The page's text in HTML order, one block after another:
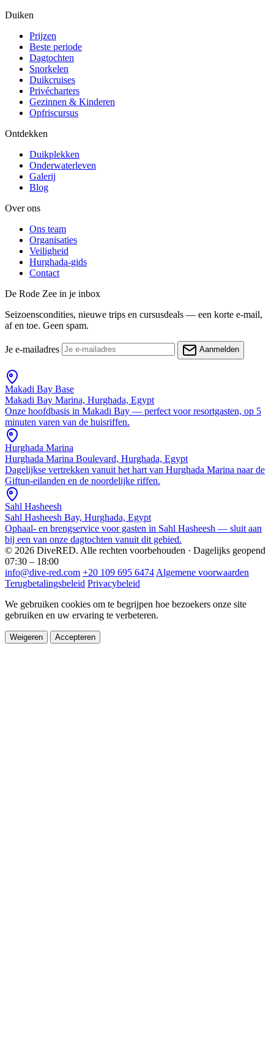
Duiken
Prijzen
Beste periode
Dagtochten
Snorkelen
Duikcruises
Privécharters
Gezinnen & Kinderen
Opfriscursus
Ontdekken
Duikplekken
Onderwaterleven
Galerij
Blog
Over ons
Ons team
Organisaties
Veiligheid
Hurghada-gids
Contact
De Rode Zee in je inbox
Seizoenscondities, nieuwe trips en cursusdeals — een korte e-mail,
af en toe. Geen spam.
Je e-mailadres Aanmelden
Makadi Bay Base
Makadi Bay Marina, Hurghada, Egypt
Onze hoofdbasis in Makadi Bay — perfect voor resortgasten, op 5
minuten varen van de huisriffen.
Hurghada Marina
Hurghada Marina Boulevard, Hurghada, Egypt
Dagelijkse vertrekken vanuit het hart van Hurghada Marina naar de
Giftun-eilanden en de noordelijke riffen.
Sahl Hasheesh
Sahl Hasheesh Bay, Hurghada, Egypt
Ophaal- en brengservice voor gasten in Sahl Hasheesh — sluit aan
bij een van onze dagtochten vanuit dit gebied.
© 2026 DiveRED. Alle rechten voorbehouden · Dagelijks geopend
07:30 – 18:00
info@dive-red.com +20 109 695 6474 Algemene voorwaarden
Terugbetalingsbeleid Privacybeleid
We gebruiken cookies om te begrijpen hoe bezoekers onze site
gebruiken en uw ervaring te verbeteren.
Weigeren Accepteren